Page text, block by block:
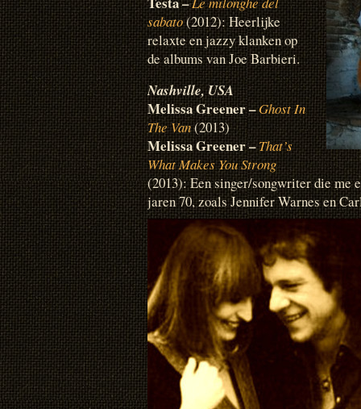
sabato(2012): Heerlijke
relaxte en jazzy klanken op
de albums van Joe Barbieri.
Nashville, USA
Melissa Greener –Ghost In
The Van(2013)
Melissa Greener –That’s
What Makes You Strong
(2013): Een singer/songwriter die me
jaren 70, zoals Jennifer Warnes en